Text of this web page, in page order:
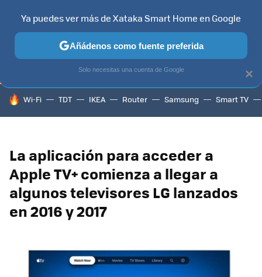
TELEVISORES CONTENIDOS SMART TV SELECCIÓN
HOY SE HABLA DE
Wi-Fi TDT IKEA Router Samsung Smart TV
La aplicación para acceder a
Apple TV+ comienza a llegar a
algunos televisores LG lanzados
en 2016 y 2017
×
Ya puedes ver más de Xataka Smart Home en Google
Añádenos como fuente preferida
Solo necesitas una cuenta de Google